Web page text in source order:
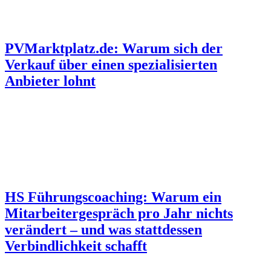
PVMarktplatz.de: Warum sich der
Verkauf über einen spezialisierten
Anbieter lohnt
HS Führungscoaching: Warum ein
Mitarbeitergespräch pro Jahr nichts
verändert – und was stattdessen
Verbindlichkeit schafft